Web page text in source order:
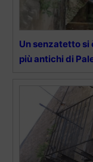
Un senzatetto si
più antichi di